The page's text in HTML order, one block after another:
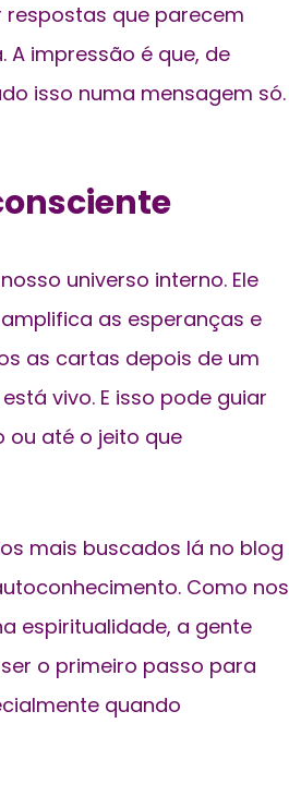
que parecem
impressão é que, de
isso numa mensagem só.
universo interno. Ele
as esperanças e
as cartas depois de um
vivo. E isso pode guiar
ou até o jeito que
mais buscados lá no blog
Como nos
espiritualidade, a gente
o primeiro passo para
quando